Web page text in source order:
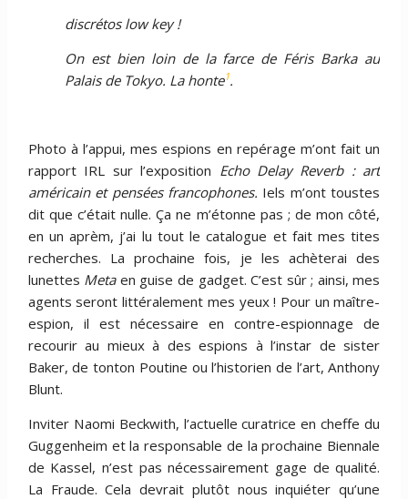
discrétos low key !
On est bien loin de la farce de Féris Barka au
Palais de Tokyo. La honte1.
Photo à l’appui, mes espions en repérage m’ont fait un
rapport IRL sur l’exposition Echo Delay Reverb : art
américain et pensées francophones. Iels m’ont toustes
dit que c’était nulle. Ça ne m’étonne pas ; de mon côté,
en un aprèm, j’ai lu tout le catalogue et fait mes tites
recherches. La prochaine fois, je les achèterai des
lunettes Metaen guise de gadget. C’est sûr ; ainsi, mes
agents seront littéralement mes yeux ! Pour un maître-
espion, il est nécessaire en contre-espionnage de
recourir au mieux à des espions à l’instar de sister
Baker, de tonton Poutine ou l’historien de l’art, Anthony
Blunt.
Inviter Naomi Beckwith, l’actuelle curatrice en cheffe du
Guggenheim et la responsable de la prochaine Biennale
de Kassel, n’est pas nécessairement gage de qualité.
La Fraude. Cela devrait plutôt nous inquiéter qu’une